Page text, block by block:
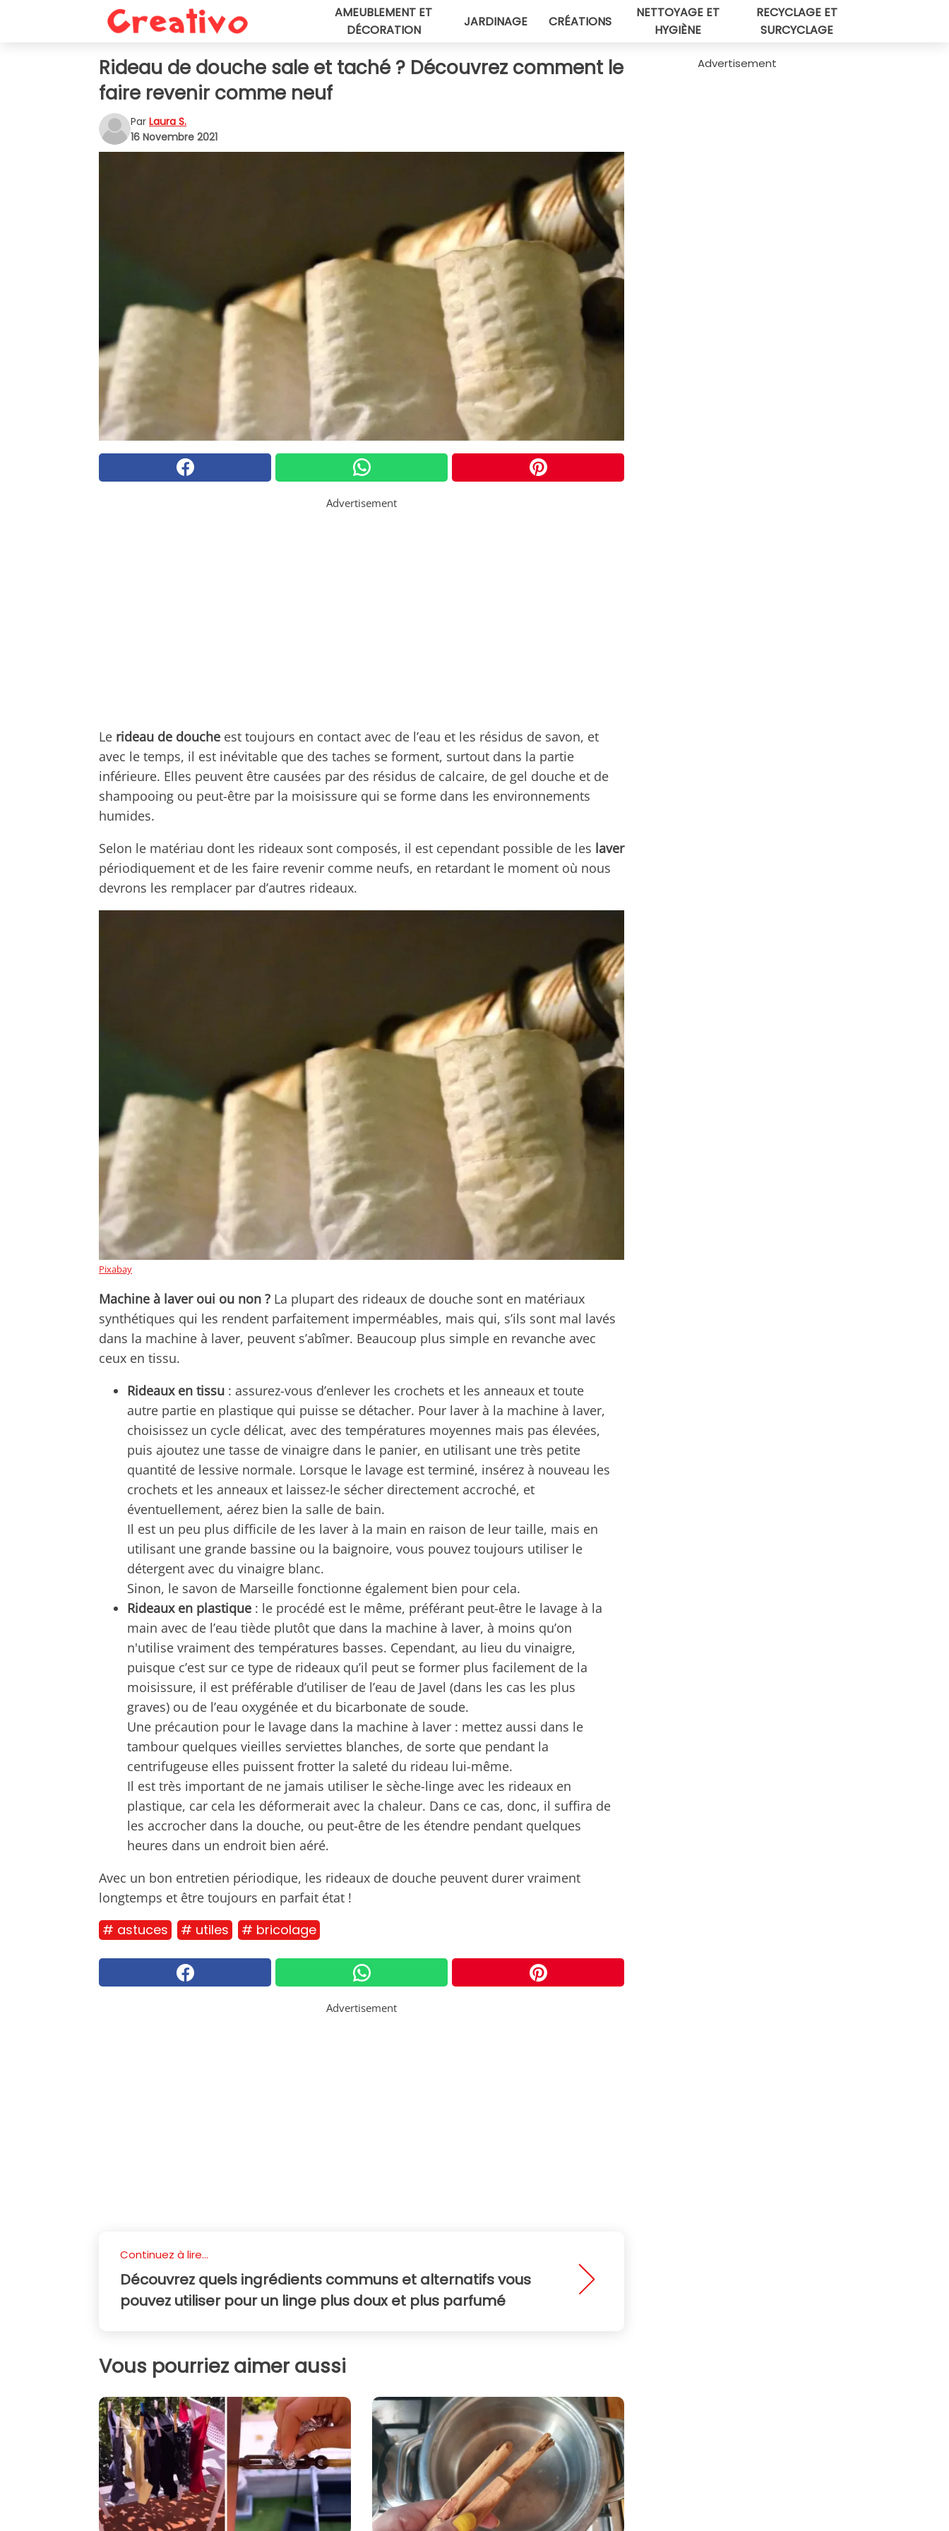
AMEUBLEMENT ET
DÉCORATION
JARDINAGE CRÉATIONS
NETTOYAGE ET
HYGIÈNE
RECYCLAGE ET
SURCYCLAGE
Rideau de douche sale et taché ? Découvrez comment le
faire revenir comme neuf
Par Laura S.
16 Novembre 2021
Advertisement
Le rideau de douche est toujours en contact avec de l’eau et les résidus de savon, et
avec le temps, il est inévitable que des taches se forment, surtout dans la partie
inférieure. Elles peuvent être causées par des résidus de calcaire, de gel douche et de
shampooing ou peut-être par la moisissure qui se forme dans les environnements
humides.
Selon le matériau dont les rideaux sont composés, il est cependant possible de les laver
périodiquement et de les faire revenir comme neufs, en retardant le moment où nous
devrons les remplacer par d’autres rideaux.
Pixabay
Machine à laver oui ou non ? La plupart des rideaux de douche sont en matériaux
synthétiques qui les rendent parfaitement imperméables, mais qui, s’ils sont mal lavés
dans la machine à laver, peuvent s’abîmer. Beaucoup plus simple en revanche avec
ceux en tissu.
Rideaux en tissu : assurez-vous d’enlever les crochets et les anneaux et toute
autre partie en plastique qui puisse se détacher. Pour laver à la machine à laver,
choisissez un cycle délicat, avec des températures moyennes mais pas élevées,
puis ajoutez une tasse de vinaigre dans le panier, en utilisant une très petite
quantité de lessive normale. Lorsque le lavage est terminé, insérez à nouveau les
crochets et les anneaux et laissez-le sécher directement accroché, et
éventuellement, aérez bien la salle de bain.
Il est un peu plus difficile de les laver à la main en raison de leur taille, mais en
utilisant une grande bassine ou la baignoire, vous pouvez toujours utiliser le
détergent avec du vinaigre blanc.
Sinon, le savon de Marseille fonctionne également bien pour cela.
Rideaux en plastique : le procédé est le même, préférant peut-être le lavage à la
main avec de l’eau tiède plutôt que dans la machine à laver, à moins qu’on
n'utilise vraiment des températures basses. Cependant, au lieu du vinaigre,
puisque c’est sur ce type de rideaux qu’il peut se former plus facilement de la
moisissure, il est préférable d’utiliser de l’eau de Javel (dans les cas les plus
graves) ou de l’eau oxygénée et du bicarbonate de soude.
Une précaution pour le lavage dans la machine à laver : mettez aussi dans le
tambour quelques vieilles serviettes blanches, de sorte que pendant la
centrifugeuse elles puissent frotter la saleté du rideau lui-même.
Il est très important de ne jamais utiliser le sèche-linge avec les rideaux en
plastique, car cela les déformerait avec la chaleur. Dans ce cas, donc, il suffira de
les accrocher dans la douche, ou peut-être de les étendre pendant quelques
heures dans un endroit bien aéré.
Avec un bon entretien périodique, les rideaux de douche peuvent durer vraiment
longtemps et être toujours en parfait état !
# astuces # utiles # bricolage
Advertisement
Continuez à lire...
Découvrez quels ingrédients communs et alternatifs vous
pouvez utiliser pour un linge plus doux et plus parfumé
Vous pourriez aimer aussi
Advertisement